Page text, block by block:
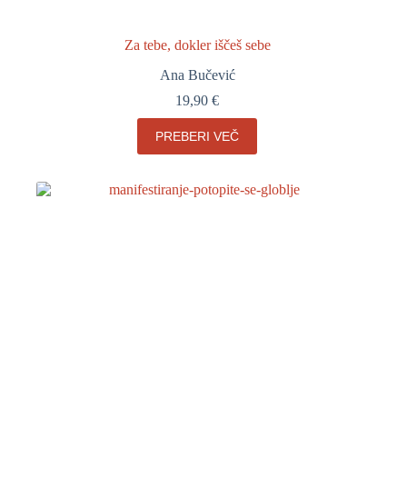
Za tebe, dokler iščeš sebe
Ana Bučević
19,90€
PREBERI VEČ